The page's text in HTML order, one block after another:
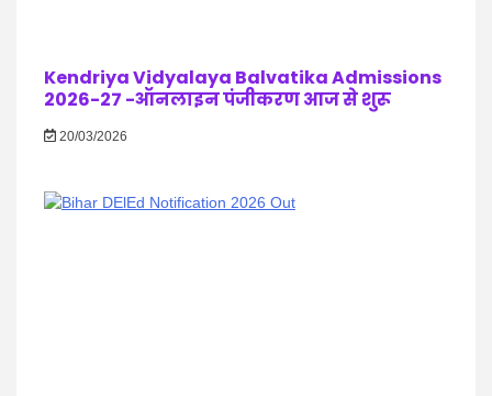
Kendriya Vidyalaya Balvatika Admissions
2026-27 -ऑनलाइन पंजीकरण आज से शुरू
20/03/2026